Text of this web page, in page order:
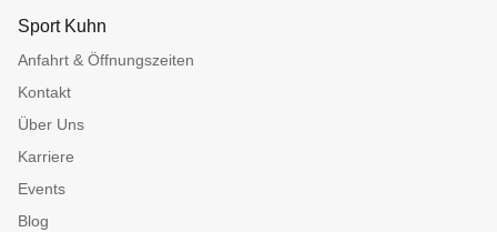
Sport Kuhn
Anfahrt & Öffnungszeiten
Kontakt
Über Uns
Karriere
Events
Blog